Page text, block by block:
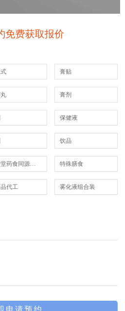
免费获取报价
膏贴
膏剂
保健液
饮品
倾玺堂药食同源系列 特殊膳食
代工 雾化液组合装